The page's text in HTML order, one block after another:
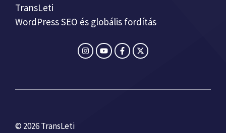
TransLeti
WordPress SEO és globális fordítás
© 2026 TransLeti